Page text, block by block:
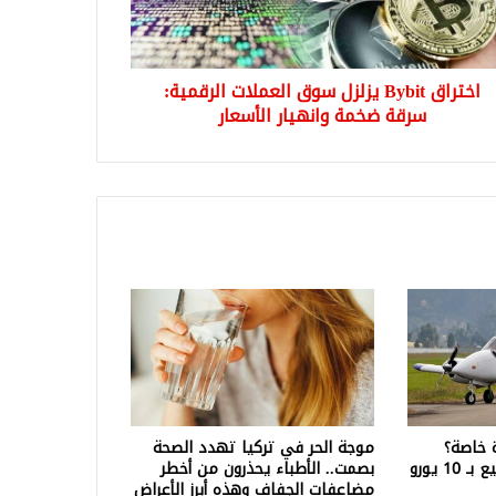
اختراق Bybit يزلزل سوق العملات الرقمية:
سرقة ضخمة وانهيار الأسعار
خاصة؟
إسبانيا تعرض طائرة للبيع بـ 10 يورو
موجة الحر في تركيا تهدد الصحة
بصمت.. الأطباء يحذرون من أخطر